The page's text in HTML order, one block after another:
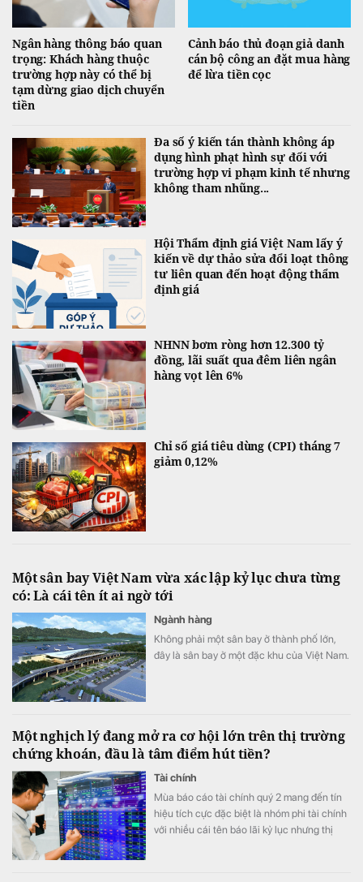
Ngân hàng thông báo quan
trọng: Khách hàng thuộc
trường hợp này có thể bị
tạm dừng giao dịch chuyển
tiền
Cảnh báo thủ đoạn giả danh
cán bộ công an đặt mua hàng
để lừa tiền cọc
Đa số ý kiến tán thành không áp
dụng hình phạt hình sự đối với
trường hợp vi phạm kinh tế nhưng
không tham nhũng...
Hội Thẩm định giá Việt Nam lấy ý
kiến về dự thảo sửa đổi loạt thông
tư liên quan đến hoạt động thẩm
định giá
NHNN bơm ròng hơn 12.300 tỷ
đồng, lãi suất qua đêm liên ngân
hàng vọt lên 6%
Chỉ số giá tiêu dùng (CPI) tháng 7
giảm 0,12%
Một sân bay Việt Nam vừa xác lập kỷ lục chưa từng
có: Là cái tên ít ai ngờ tới
Ngành hàng
Không phải một sân bay ở thành phố lớn,
đây là sân bay ở một đặc khu của Việt Nam.
Một nghịch lý đang mở ra cơ hội lớn trên thị trường
chứng khoán, đầu là tâm điểm hút tiền?
Tài chính
Mùa báo cáo tài chính quý 2 mang đến tín
hiệu tích cực đặc biệt là nhóm phi tài chính
với nhiều cái tên báo lãi kỷ lục nhưng thị